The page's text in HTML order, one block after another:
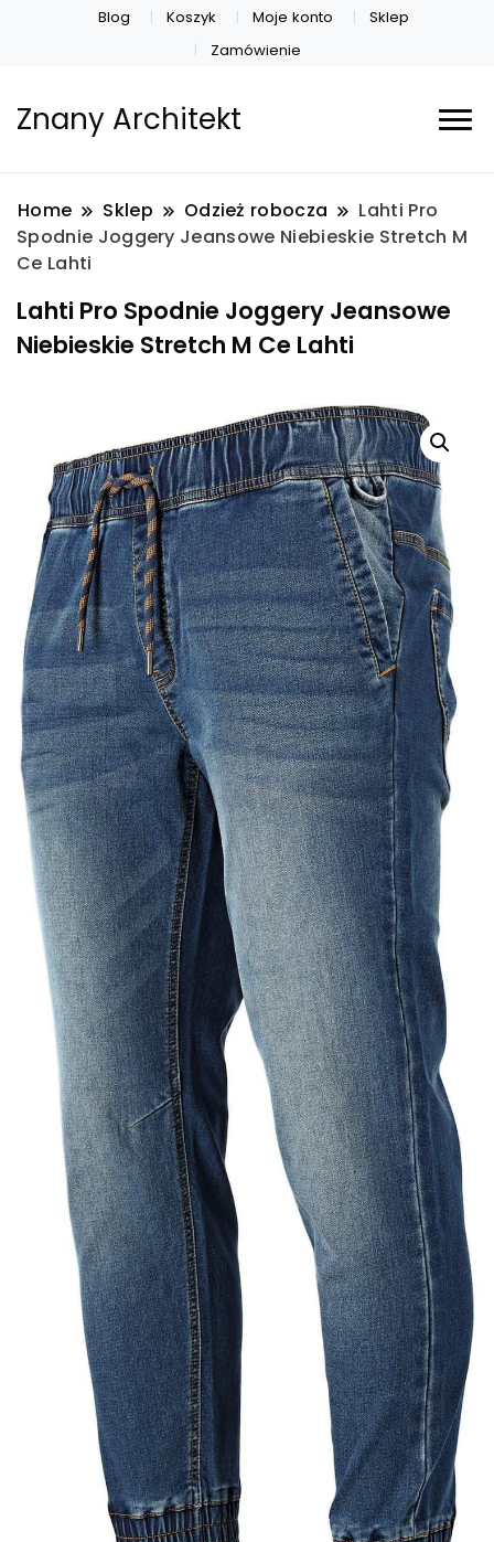
Blog Koszyk Moje konto
Sklep
Zamówienie
Znany Architekt
Home Sklep Odzież robocza
Lahti Pro
Spodnie Joggery Jeansowe Niebieskie Stretch M
Ce Lahti
Lahti Pro Spodnie Joggery Jeansowe
Niebieskie Stretch M Ce Lahti